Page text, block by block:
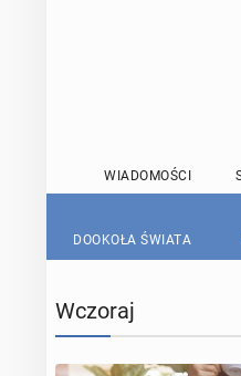
WIADOMOŚCI
DOOKOŁA ŚWIATA
Wczoraj